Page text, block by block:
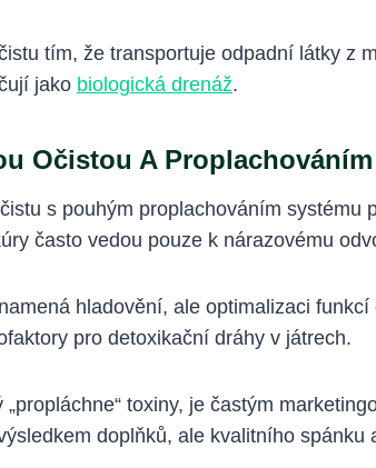
tím, že transportuje odpadní látky z
jako biologická drenáž.
Očistou A
s pouhým proplachováním systému
často vedou pouze k nárazovému
hladovění, ale optimalizaci funkcí
pro detoxikační dráhy v játrech.
toxiny, je častým
doplňků, ale kvalitního